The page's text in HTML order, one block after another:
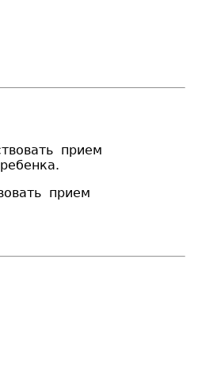
прием
прием